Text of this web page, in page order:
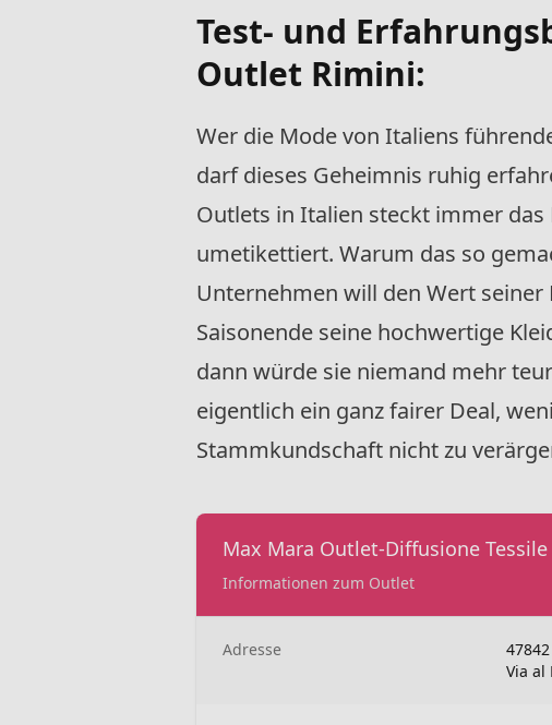
Test- und
Outlet Rimini:
Wer die Mode von Italiens
darf dieses Geheimnis ruhig
Outlets in Italien steckt immer das
umetikettiert. Warum das so
Unternehmen will den Wert seiner
Saisonende seine hochwertige
dann würde sie niemand mehr
eigentlich ein ganz fairer Deal,
Stammkundschaft nicht zu
Max Mara Outlet-Diffusione
Informationen zum Outlet
Adresse
Via al